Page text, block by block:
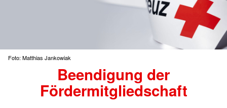
Foto: Matthias Jankowiak
Beendigung der
Fördermitgliedschaft